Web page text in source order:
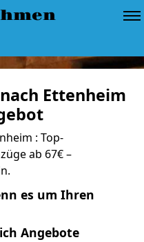
Ettenheim
: Top-
ab 67€ –
es um Ihren
Angebote